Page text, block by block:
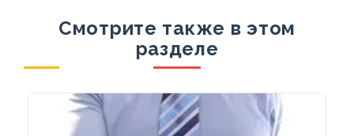
Смотрите также в этом
разделе